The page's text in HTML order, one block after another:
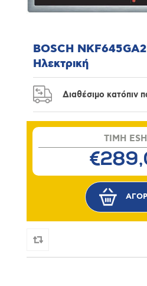
BOSCH
Ηλεκτρική
Διαθέσιμο κατόπιν
TIMH